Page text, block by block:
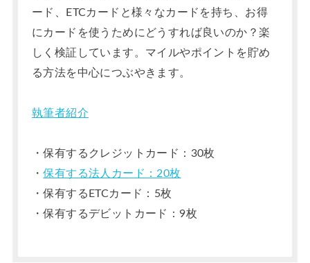
ード、ETCカードと様々なカードを持ち、お得
にカードを使うためにどうすれば良いのか？楽
しく検証しています。マイルやポイントを貯め
る方法を中心につぶやきます。
執筆者紹介
・保有するクレジットカード：30枚
・保有する法人カード：20枚
・保有するETCカード：5枚
・保有するデビットカード：9枚